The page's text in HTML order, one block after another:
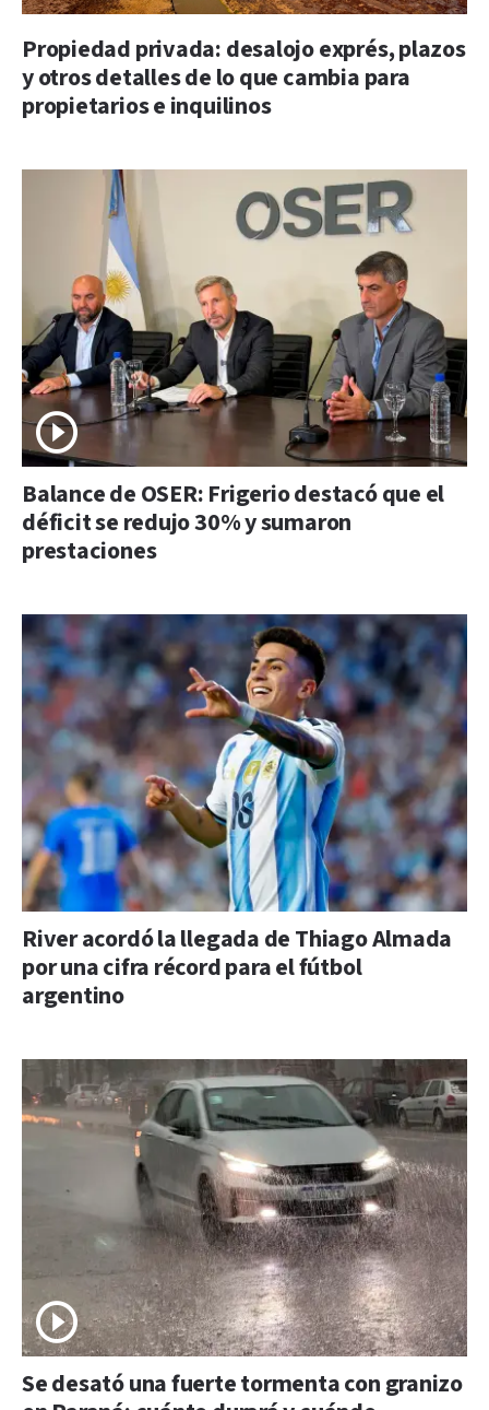
Propiedad privada: desalojo exprés, plazos
y otros detalles de lo que cambia para
propietarios e inquilinos
Balance de OSER: Frigerio destacó que el
déficit se redujo 30% y sumaron
prestaciones
River acordó la llegada de Thiago Almada
por una cifra récord para el fútbol
argentino
Se desató una fuerte tormenta con granizo